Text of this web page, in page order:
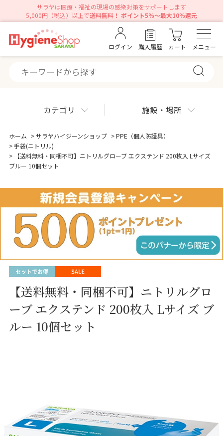
サラヤは医療・福祉の現場の感染対策をサポートします
5,000円（税込）以上で送料無料！ ポイント5％～最大10％還元
ログイン 購入履歴 カート メニュー
カテゴリ 施設・場所
ホーム >サラヤハイジーンショップ >PPE（個人防護具）
>手袋(ニトリル)
>
【送料無料・同梱不可】ニトリルグローブ エクステンド 200枚入 Lサイズ
ブルー 10個セット
【送料無料・同梱不可】ニトリルグロ
ーブ エクステンド 200枚入 Lサイズ ブ
ルー 10個セット